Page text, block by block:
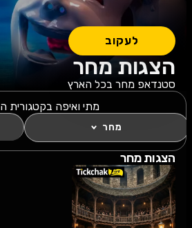
לעקוב
הצגות מחר
סטנדאפ מחר בכל הארץ
מתי ואיפה בקטגורית
מחר
הצגות מחר